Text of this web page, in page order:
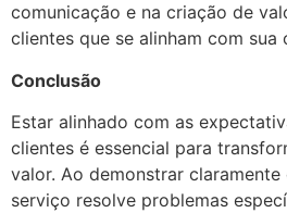
comunicação e na criação de
clientes que se alinham com sua
Conclusão
Estar alinhado com as
clientes é essencial para
valor. Ao demonstrar
serviço resolve problemas